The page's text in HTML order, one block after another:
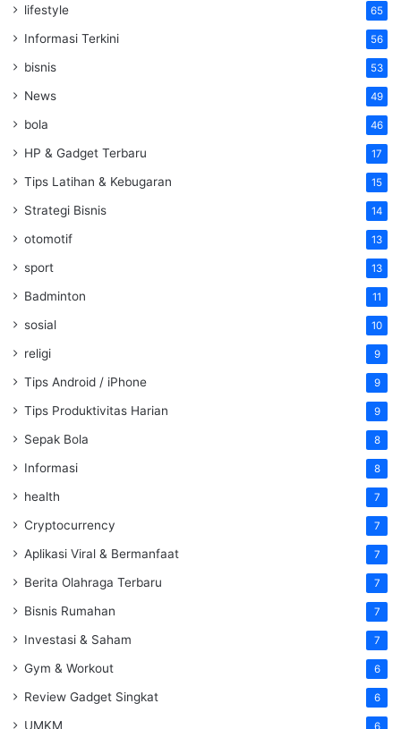
lifestyle 65
Informasi Terkini 56
bisnis 53
News 49
bola 46
HP & Gadget Terbaru 17
Tips Latihan & Kebugaran 15
Strategi Bisnis 14
otomotif 13
sport 13
Badminton 11
sosial 10
religi 9
Tips Android / iPhone 9
Tips Produktivitas Harian 9
Sepak Bola 8
Informasi 8
health 7
Cryptocurrency 7
Aplikasi Viral & Bermanfaat 7
Berita Olahraga Terbaru 7
Bisnis Rumahan 7
Investasi & Saham 7
Gym & Workout 6
Review Gadget Singkat 6
UMKM 6